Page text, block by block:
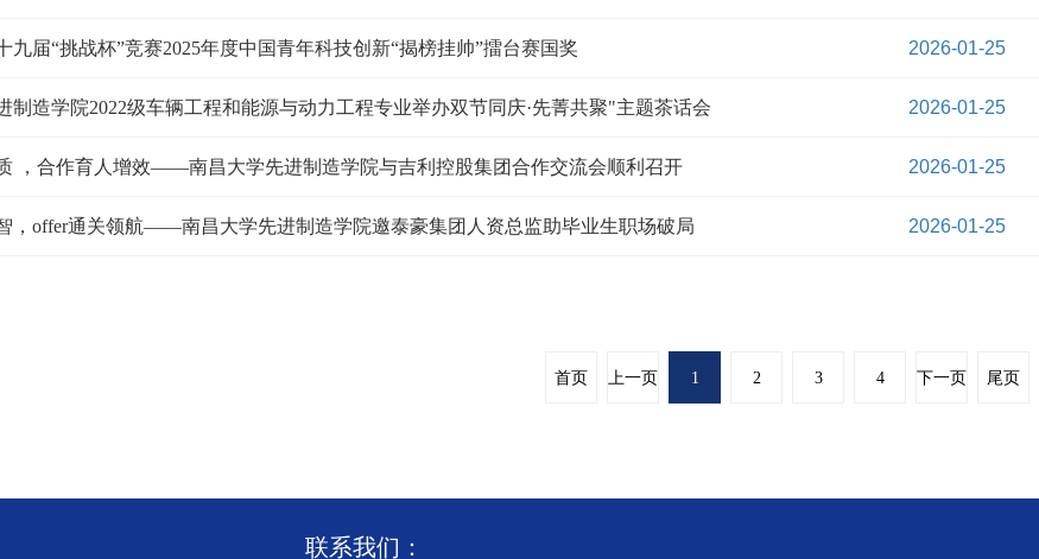
九届“挑战杯”竞赛2025年度中国青年科技创新“揭榜挂帅”擂台赛国奖 2026-01-25
制造学院2022级车辆工程和能源与动力工程专业举办双节同庆·先菁共聚"主题茶话会 2026-01-25
，合作育人增效——南昌大学先进制造学院与吉利控股集团合作交流会顺利召开 2026-01-25
，offer通关领航——南昌大学先进制造学院邀泰豪集团人资总监助毕业生职场破局 2026-01-25
首页 上一页 1 2 3 4 下一页 尾页
联系我们：